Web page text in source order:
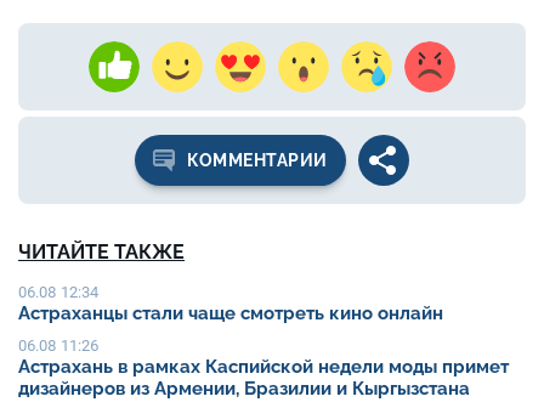
КОММЕНТАРИИ
ЧИТАЙТЕ ТАКЖЕ
06.08 12:34
Астраханцы стали чаще смотреть кино онлайн
06.08 11:26
Астрахань в рамках Каспийской недели моды примет
дизайнеров из Армении, Бразилии и Кыргызстана